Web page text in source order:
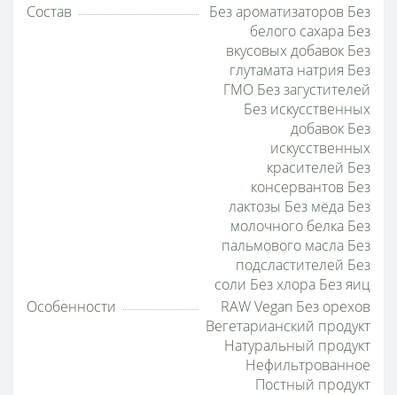
Состав
Без ароматизаторов Без
белого сахара Без
вкусовых добавок Без
глутамата натрия Без
ГМО Без загустителей
Без искусственных
добавок Без
искусственных
красителей Без
консервантов Без
лактозы Без мёда Без
молочного белка Без
пальмового масла Без
подсластителей Без
соли Без хлора Без яиц
Особенности
RAW Vegan Без орехов
Вегетарианский продукт
Натуральный продукт
Нефильтрованное
Постный продукт